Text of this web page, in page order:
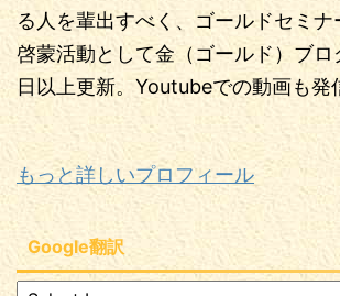
る人を輩出すべく、ゴールドセミナ
啓蒙活動として金（ゴールド）ブ
日以上更新。Youtubeでの動画も発
もっと詳しいプロフィール
Google翻訳